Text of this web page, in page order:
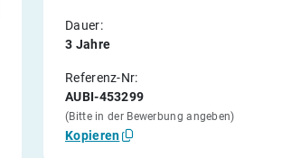
Dauer:
3 Jahre
Referenz-Nr:
AUBI-453299
(Bitte in der Bewerbung angeben)
Kopieren